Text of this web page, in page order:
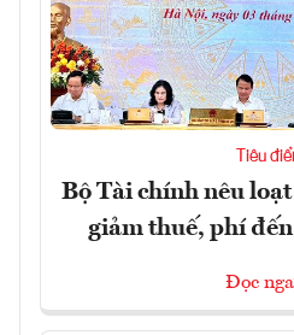
Tiêu
Bộ Tài chính nêu
giảm thuế, phí
Đọc